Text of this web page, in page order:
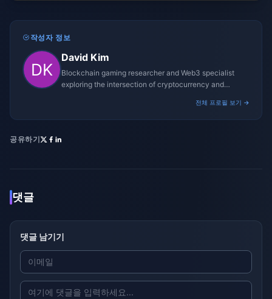
작성자 정보
David Kim
Blockchain gaming researcher and Web3 specialist
exploring the intersection of cryptocurrency and
전체 프로필 보기 →
공유하기
댓글
댓글 남기기